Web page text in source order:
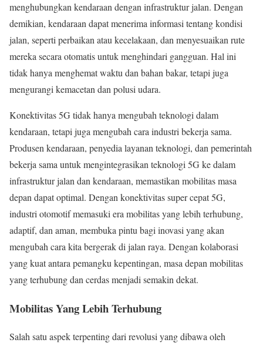
menghubungkan kendaraan dengan infrastruktur jalan. Dengan
demikian, kendaraan dapat menerima informasi tentang kondisi
jalan, seperti perbaikan atau kecelakaan, dan menyesuaikan rute
mereka secara otomatis untuk menghindari gangguan. Hal ini
tidak hanya menghemat waktu dan bahan bakar, tetapi juga
mengurangi kemacetan dan polusi udara.
Konektivitas 5G tidak hanya mengubah teknologi dalam
kendaraan, tetapi juga mengubah cara industri bekerja sama.
Produsen kendaraan, penyedia layanan teknologi, dan pemerintah
bekerja sama untuk mengintegrasikan teknologi 5G ke dalam
infrastruktur jalan dan kendaraan, memastikan mobilitas masa
depan dapat optimal. Dengan konektivitas super cepat 5G,
industri otomotif memasuki era mobilitas yang lebih terhubung,
adaptif, dan aman, membuka pintu bagi inovasi yang akan
mengubah cara kita bergerak di jalan raya. Dengan kolaborasi
yang kuat antara pemangku kepentingan, masa depan mobilitas
yang terhubung dan cerdas menjadi semakin dekat.
Mobilitas Yang Lebih Terhubung
Salah satu aspek terpenting dari revolusi yang dibawa oleh